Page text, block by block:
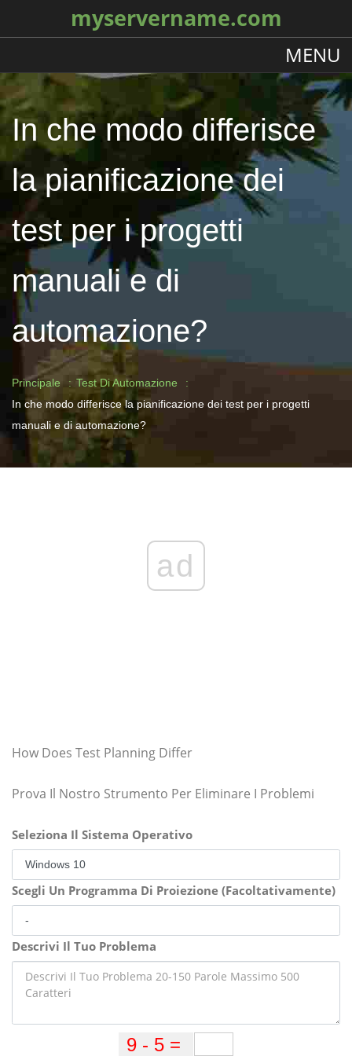
myservername.com
MENU
In che modo differisce
la pianificazione dei
test per i progetti
manuali e di
automazione?
Principale
Test Di Automazione
In che modo differisce la pianificazione dei test per i progetti
manuali e di automazione?
ad
How Does Test Planning Differ
Prova Il Nostro Strumento Per Eliminare I Problemi
Seleziona Il Sistema Operativo
Scegli Un Programma Di Proiezione (Facoltativamente)
Descrivi Il Tuo Problema